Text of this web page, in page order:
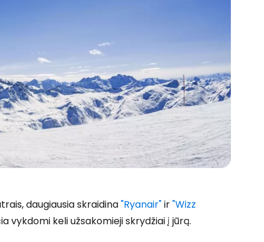
daugiausia skraidina"Ryanair"ir"Wizz
vykdomi keli užsakomieji skrydžiai į jūrą.
Cestee